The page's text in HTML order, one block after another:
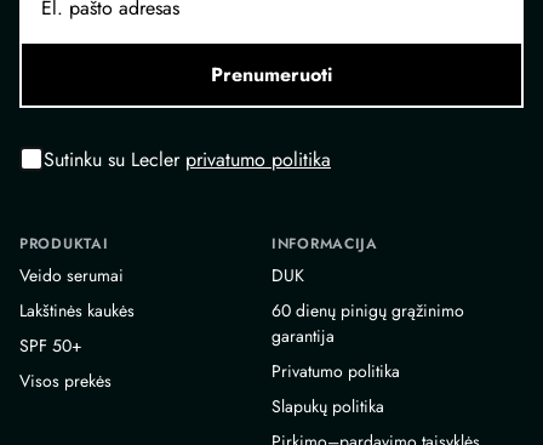
Prenumeruoti
Sutinku su Lecler privatumo politika
PRODUKTAI
Veido serumai
Lakštinės kaukės
SPF 50+
Visos prekės
INFORMACIJA
DUK
60 dienų pinigų grąžinimo
garantija
Privatumo politika
Slapukų politika